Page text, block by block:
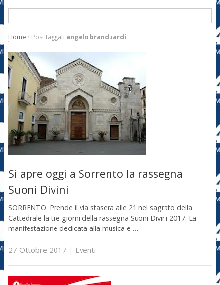
Home / Post taggati angelo branduardi
Si apre oggi a Sorrento la rassegna
Suoni Divini
SORRENTO. Prende il via stasera alle 21 nel sagrato della
Cattedrale la tre giorni della rassegna Suoni Divini 2017. La
manifestazione dedicata alla musica e …
27 Ottobre 2017 | Eventi